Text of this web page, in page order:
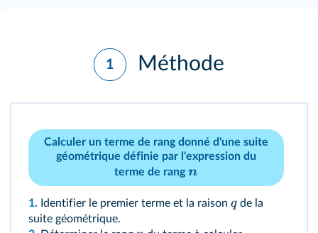
1 Méthode
Calculer un terme de rang donné d'une suite
géométrique définie par l'expression du
terme de rang n
1. Identifier le premier terme et la raison qde la
suite géométrique.